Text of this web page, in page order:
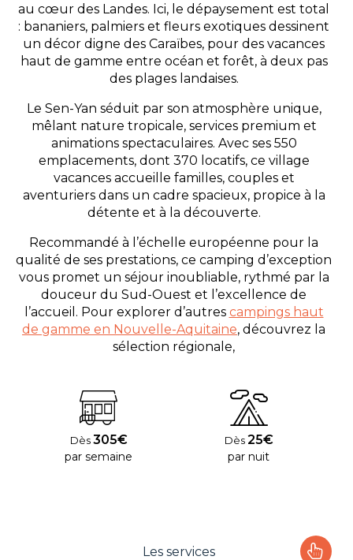
au cœur des Landes. Ici, le dépaysement est total
: bananiers, palmiers et fleurs exotiques dessinent
un décor digne des Caraïbes, pour des vacances
haut de gamme entre océan et forêt, à deux pas
des plages landaises.
Le Sen-Yan séduit par son atmosphère unique,
mêlant nature tropicale, services premium et
animations spectaculaires. Avec ses 550
emplacements, dont 370 locatifs, ce village
vacances accueille familles, couples et
aventuriers dans un cadre spacieux, propice à la
détente et à la découverte.
Recommandé à l’échelle européenne pour la
qualité de ses prestations, ce camping d’exception
vous promet un séjour inoubliable, rythmé par la
douceur du Sud-Ouest et l’excellence de
l’accueil. Pour explorer d’autres campings haut
de gamme en Nouvelle-Aquitaine, découvrez la
sélection régionale,
Dès305€
par semaine
Dès25€
par nuit
Les services